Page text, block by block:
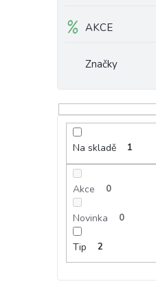
AKCE
Značky
Na skladě 1
Akce 0
Novinka 0
Tip 2